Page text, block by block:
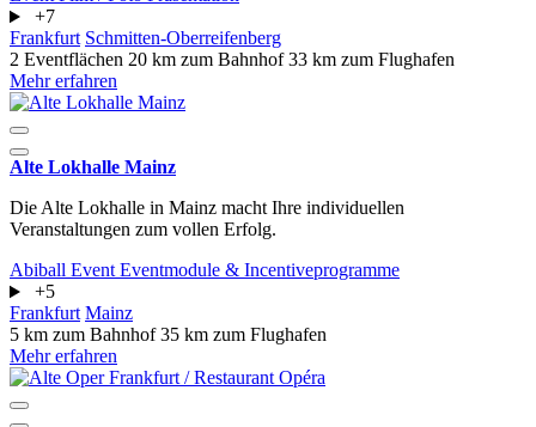
+7
Frankfurt Schmitten-Oberreifenberg
2 Eventflächen 20 km zum Bahnhof33 km zum Flughafen
Mehr erfahren
Alte Lokhalle Mainz
Die Alte Lokhalle in Mainz macht Ihre individuellen
Veranstaltungen zum vollen Erfolg.
Abiball Event Eventmodule & Incentiveprogramme
+5
Frankfurt Mainz
5 km zum Bahnhof35 km zum Flughafen
Mehr erfahren